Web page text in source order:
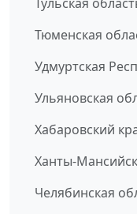
Тюменская
Удмуртская
Ульяновская
Хабаровский
Ханты-
Челябинская